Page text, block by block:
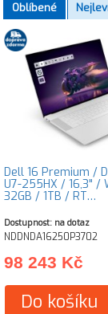
Oblíbené
Dell 16 Premium /
U7-255HX / 16,3" /
32GB / 1TB / RT…
Dostupnost: na dotaz
NDDNDA16250P3702
98 243 Kč
Do košíku